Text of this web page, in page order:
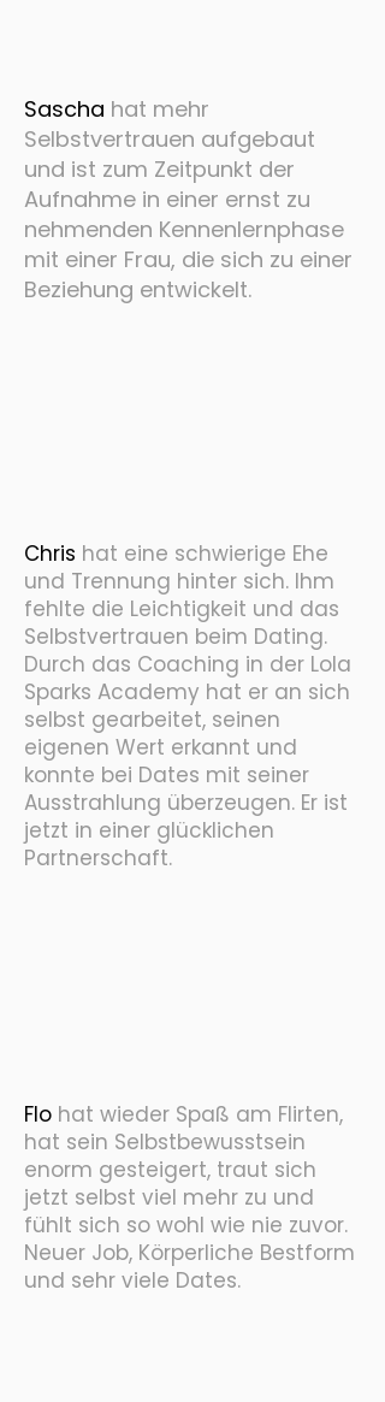
Sascha hat mehr
Selbstvertrauen aufgebaut
und ist zum Zeitpunkt der
Aufnahme in einer ernst zu
nehmenden Kennenlernphase
mit einer Frau, die sich zu einer
Beziehung entwickelt.
Chris hat eine schwierige Ehe
und Trennung hinter sich. Ihm
fehlte die Leichtigkeit und das
Selbstvertrauen beim Dating.
Durch das Coaching in der Lola
Sparks Academy hat er an sich
selbst gearbeitet, seinen
eigenen Wert erkannt und
konnte bei Dates mit seiner
Ausstrahlung überzeugen. Er ist
jetzt in einer glücklichen
Partnerschaft.
Flo hat wieder Spaß am Flirten,
hat sein Selbstbewusstsein
enorm gesteigert, traut sich
jetzt selbst viel mehr zu und
fühlt sich so wohl wie nie zuvor.
Neuer Job, Körperliche Bestform
und sehr viele Dates.